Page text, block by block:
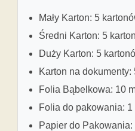
Mały Karton: 5
Średni Karton: 5
Duży Karton: 5
Karton na dokumenty:
Folia Bąbelkowa: 10
Folia do pakowania: 1
Papier do